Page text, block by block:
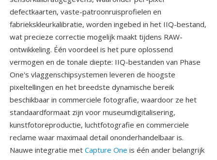
defectkaarten, vaste-patroonruisprofielen en
fabriekskleurkalibratie, worden ingebed in het IIQ-bestand,
wat precieze correctie mogelijk maakt tijdens RAW-
ontwikkeling. Één voordeel is het pure oplossend
vermogen en de tonale diepte: IIQ-bestanden van Phase
One's vlaggenschipsystemen leveren de hoogste
pixeltellingen en het breedste dynamische bereik
beschikbaar in commerciele fotografie, waardoor ze het
standaardformaat zijn voor museumdigitalisering,
kunstfotoreproductie, luchtfotografie en commerciele
reclame waar maximaal detail ononderhandelbaar is.
Nauwe integratie met Capture One is één ander belangrijk